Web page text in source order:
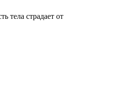
тела страдает от